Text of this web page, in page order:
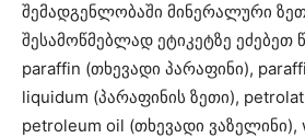
შემადგენლობაში მინერალური
შესამოწმებლად ეტიკეტზე ეძებეთ
paraffin (თხევადი პარაფინი),
liquidum (პარაფინის ზეთი),
petroleum oil (თხევადი